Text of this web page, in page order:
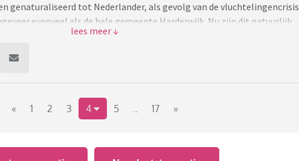
genaturaliseerd tot Nederlander, als gevolg van de vluchtelingencrisis
evenveel als de hele gemeente Harderwijk. Nu zijn dit natuurlijk
maar met de huidige crisis in Afghanistan gaat dit nog wel even
« 1 2 3 4 5 .. 17 »